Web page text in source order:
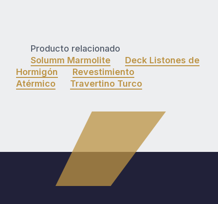
Producto relacionado
Solumm Marmolite
Deck Listones de
Hormigón
Revestimiento
Atérmico
Travertino Turco